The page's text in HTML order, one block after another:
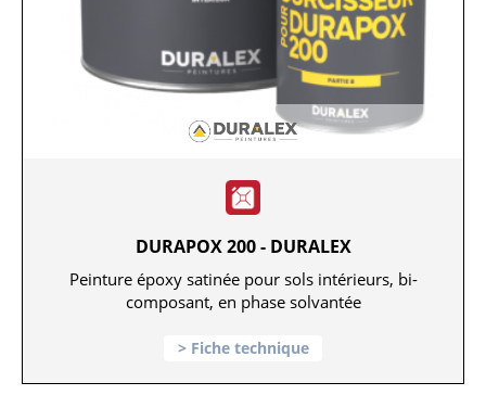
DURAPOX 200 - DURALEX
Peinture époxy satinée pour sols intérieurs, bi-
composant, en phase solvantée
Fiche technique